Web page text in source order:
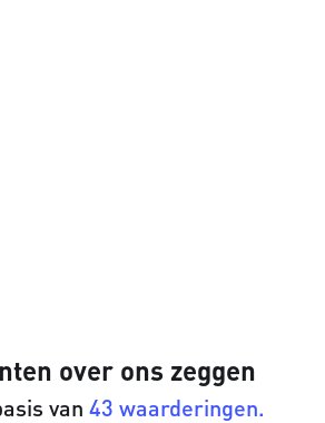
over ons zeggen
van 43 waarderingen.